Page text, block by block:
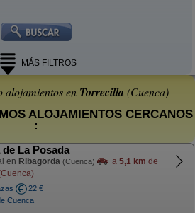
MÁS FILTROS
alojamientos en Torrecilla (Cuenca)
ALOJAMIENTOS CERCANOS
:
de La Posada
en Ribagorda (Cuenca) a 5,1 km de
22 €
Cuenca